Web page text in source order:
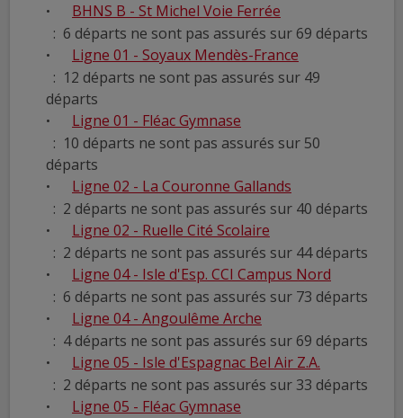
BHNS B - St Michel Voie Ferrée
: 6 départs ne sont pas assurés sur 69 départs
Ligne 01 - Soyaux Mendès-France
: 12 départs ne sont pas assurés sur 49
départs
Ligne 01 - Fléac Gymnase
: 10 départs ne sont pas assurés sur 50
départs
Ligne 02 - La Couronne Gallands
: 2 départs ne sont pas assurés sur 40 départs
Ligne 02 - Ruelle Cité Scolaire
: 2 départs ne sont pas assurés sur 44 départs
Ligne 04 - Isle d'Esp. CCI Campus Nord
: 6 départs ne sont pas assurés sur 73 départs
Ligne 04 - Angoulême Arche
: 4 départs ne sont pas assurés sur 69 départs
Ligne 05 - Isle d'Espagnac Bel Air Z.A.
: 2 départs ne sont pas assurés sur 33 départs
Ligne 05 - Fléac Gymnase